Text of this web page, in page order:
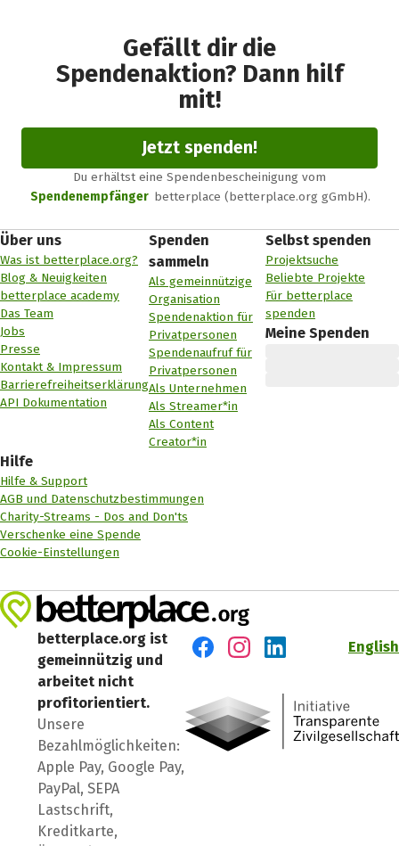
Gefällt dir die
Spendenaktion? Dann hilf
mit!
Jetzt spenden!
Du erhältst eine Spendenbescheinigung vom
Spendenempfänger betterplace (betterplace.org gGmbH).
Über uns
Was ist betterplace.org?
Blog & Neuigkeiten
betterplace academy
Das Team
Jobs
Presse
Kontakt & Impressum
Barrierefreiheitserklärung
API Dokumentation
Spenden
sammeln
Als gemeinnützige
Organisation
Spendenaktion für
Privatpersonen
Spendenaufruf für
Privatpersonen
Als Unternehmen
Als Streamer*in
Als Content
Creator*in
Selbst spenden
Projektsuche
Beliebte Projekte
Für betterplace
spenden
Meine Spenden
Hilfe
Hilfe & Support
AGB und Datenschutzbestimmungen
Charity-Streams - Dos and Don'ts
Verschenke eine Spende
Cookie-Einstellungen
betterplace.org ist
gemeinnützig und
arbeitet nicht
profitorientiert.
Unsere
Bezahlmöglichkeiten:
Apple Pay, Google Pay,
PayPal, SEPA
Lastschrift,
Kreditkarte,
English